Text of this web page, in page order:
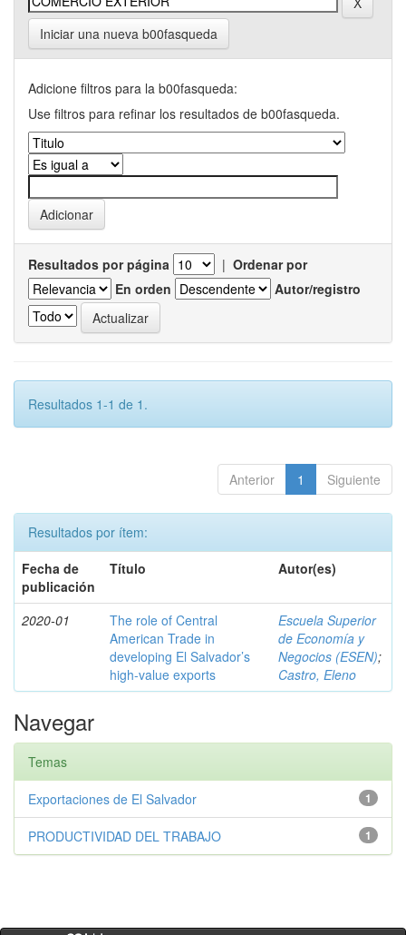
Iniciar una nueva b00fasqueda
Adicione filtros para la b00fasqueda:
Use filtros para refinar los resultados de b00fasqueda.
Resultados por página | Ordenar por
En orden
Autor/registro
Resultados 1-1 de 1.
Anterior 1 Siguiente
Resultados por ítem:
Fecha de
publicación
Título Autor(es)
2020-01
The role of Central
American Trade in
developing El Salvador’s
high-value exports
Escuela Superior
de Economía y
Negocios (ESEN);
Castro, Eleno
Navegar
Temas
1
Exportaciones de El Salvador
1
PRODUCTIVIDAD DEL TRABAJO